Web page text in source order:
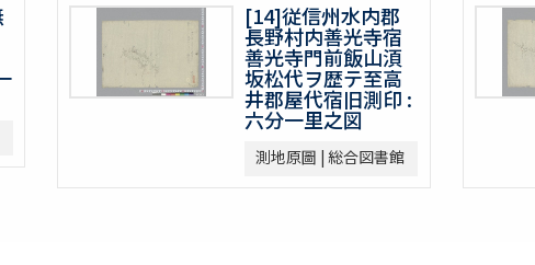
[14]従信州水内郡
長野村内善光寺宿
善光寺門前飯山湏
坂松代ヲ歴テ至高
井郡屋代宿旧測印 :
六分一里之図
測地原圖 | 総合図書館